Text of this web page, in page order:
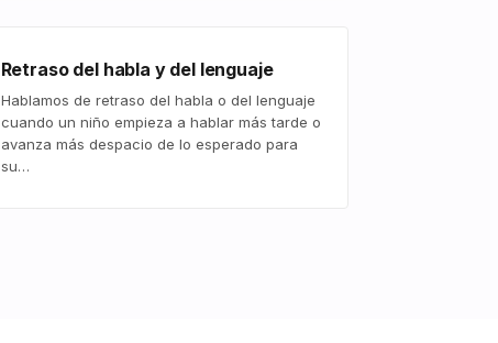
Retraso del habla y del lenguaje
Hablamos de retraso del habla o del lenguaje
cuando un niño empieza a hablar más tarde o
avanza más despacio de lo esperado para
su…